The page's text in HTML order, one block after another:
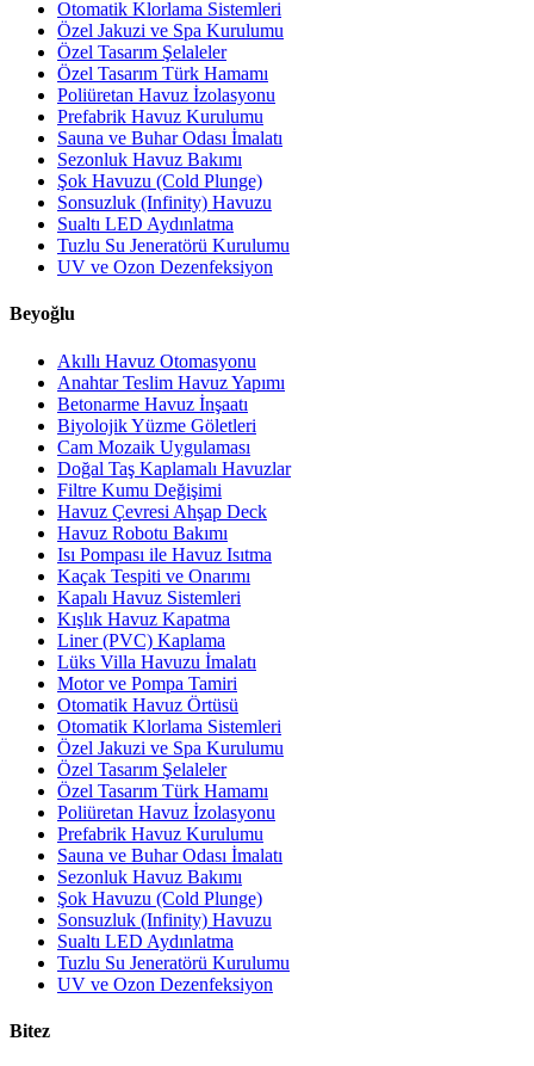
Otomatik Klorlama Sistemleri
Özel Jakuzi ve Spa Kurulumu
Özel Tasarım Şelaleler
Özel Tasarım Türk Hamamı
Poliüretan Havuz İzolasyonu
Prefabrik Havuz Kurulumu
Sauna ve Buhar Odası İmalatı
Sezonluk Havuz Bakımı
Şok Havuzu (Cold Plunge)
Sonsuzluk (Infinity) Havuzu
Sualtı LED Aydınlatma
Tuzlu Su Jeneratörü Kurulumu
UV ve Ozon Dezenfeksiyon
Beyoğlu
Akıllı Havuz Otomasyonu
Anahtar Teslim Havuz Yapımı
Betonarme Havuz İnşaatı
Biyolojik Yüzme Göletleri
Cam Mozaik Uygulaması
Doğal Taş Kaplamalı Havuzlar
Filtre Kumu Değişimi
Havuz Çevresi Ahşap Deck
Havuz Robotu Bakımı
Isı Pompası ile Havuz Isıtma
Kaçak Tespiti ve Onarımı
Kapalı Havuz Sistemleri
Kışlık Havuz Kapatma
Liner (PVC) Kaplama
Lüks Villa Havuzu İmalatı
Motor ve Pompa Tamiri
Otomatik Havuz Örtüsü
Otomatik Klorlama Sistemleri
Özel Jakuzi ve Spa Kurulumu
Özel Tasarım Şelaleler
Özel Tasarım Türk Hamamı
Poliüretan Havuz İzolasyonu
Prefabrik Havuz Kurulumu
Sauna ve Buhar Odası İmalatı
Sezonluk Havuz Bakımı
Şok Havuzu (Cold Plunge)
Sonsuzluk (Infinity) Havuzu
Sualtı LED Aydınlatma
Tuzlu Su Jeneratörü Kurulumu
UV ve Ozon Dezenfeksiyon
Bitez